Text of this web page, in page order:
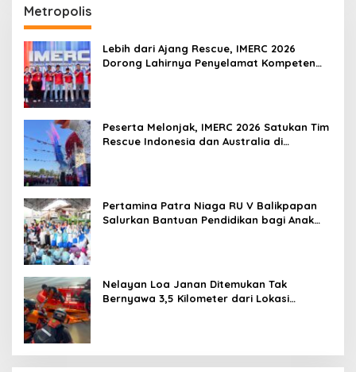
Metropolis
Lebih dari Ajang Rescue, IMERC 2026
Dorong Lahirnya Penyelamat Kompeten
Peserta Melonjak, IMERC 2026 Satukan Tim
Rescue Indonesia dan Australia di
Pertamina Patra Niaga RU V Balikpapan
Salurkan Bantuan Pendidikan bagi Anak
Nelayan Loa Janan Ditemukan Tak
Bernyawa 3,5 Kilometer dari Lokasi